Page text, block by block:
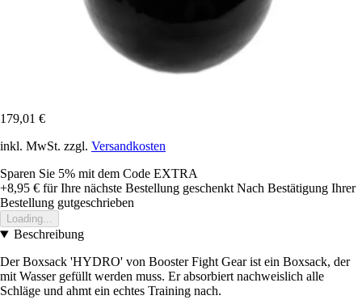
179,01 €
inkl. MwSt. zzgl. Versandkosten
Sparen Sie 5% mit dem Code EXTRA
+8,95 € für Ihre nächste Bestellung geschenkt Nach Bestätigung Ihrer
Bestellung gutgeschrieben
Loading...
Beschreibung
Der Boxsack 'HYDRO' von Booster Fight Gear ist ein Boxsack, der
mit Wasser gefüllt werden muss. Er absorbiert nachweislich alle
Schläge und ahmt ein echtes Training nach.